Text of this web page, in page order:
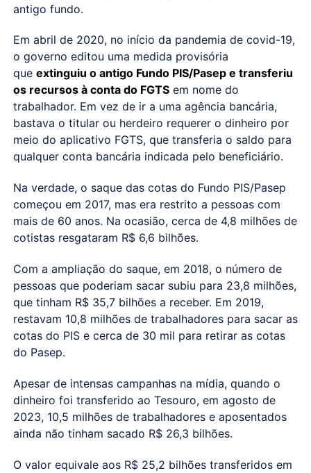
antigo fundo.
Em abril de 2020, no início da pandemia de covid-19,
o governo editou uma medida provisória
que extinguiu o antigo Fundo PIS/Pasep e transferiu
os recursos à conta do FGTSem nome do
trabalhador. Em vez de ir a uma agência bancária,
bastava o titular ou herdeiro requerer o dinheiro por
meio do aplicativo FGTS, que transferia o saldo para
qualquer conta bancária indicada pelo beneficiário.
Na verdade, o saque das cotas do Fundo PIS/Pasep
começou em 2017, mas era restrito a pessoas com
mais de 60 anos. Na ocasião, cerca de 4,8 milhões de
cotistas resgataram R$ 6,6 bilhões.
Com a ampliação do saque, em 2018, o número de
pessoas que poderiam sacar subiu para 23,8 milhões,
que tinham R$ 35,7 bilhões a receber. Em 2019,
restavam 10,8 milhões de trabalhadores para sacar as
cotas do PIS e cerca de 30 mil para retirar as cotas
do Pasep.
Apesar de intensas campanhas na mídia, quando o
dinheiro foi transferido ao Tesouro, em agosto de
2023, 10,5 milhões de trabalhadores e aposentados
ainda não tinham sacado R$ 26,3 bilhões.
O valor equivale aos R$ 25,2 bilhões transferidos em